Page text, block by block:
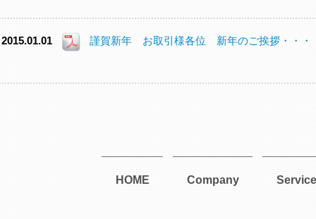
2015.01.01 謹賀新年 お取引様各位 新年のご挨拶・・・
HOME Company Service